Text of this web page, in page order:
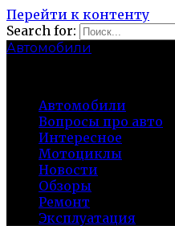
Перейти к контенту
Search for:
Автомобили
Автомобили
Вопросы про авто
Интересное
Мотоциклы
Новости
Обзоры
Ремонт
Эксплуатация